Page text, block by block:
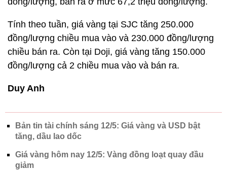
Tính theo tuần, giá vàng tại SJC tăng 250.000
đồng/lượng chiều mua vào và 230.000 đồng/lượng
chiều bán ra. Còn tại Doji, giá vàng tăng 150.000
đồng/lượng cả 2 chiều mua vào và bán ra.
Duy Anh
Bản tin tài chính sáng 12/5: Giá vàng và USD bật
tăng, dầu lao dốc
Giá vàng hôm nay 12/5: Vàng đồng loạt quay đầu
giảm